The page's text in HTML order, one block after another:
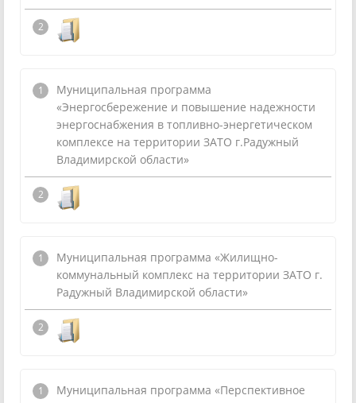
Муниципальная программа
«Энергосбережение и повышение надежности
энергоснабжения в топливно-энергетическом
комплексе на территории ЗАТО г.Радужный
Владимирской области»
Муниципальная программа «Жилищно-
коммунальный комплекс на территории ЗАТО г.
Радужный Владимирской области»
Муниципальная программа «Перспективное